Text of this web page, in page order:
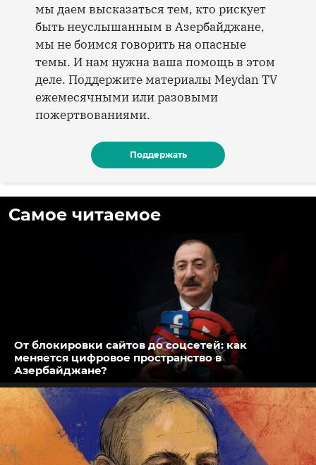
мы даем высказаться тем, кто рискует
быть неуслышанным в Азербайджане,
мы не боимся говорить на опасные
темы. И нам нужна ваша помощь в этом
деле. Поддержите материалы Meydan TV
ежемесячными или разовыми
пожертвованиями.
Поддержать
Самое читаемое
От блокировки сайтов до соцсетей: как
меняется цифровое пространство в
Азербайджане?